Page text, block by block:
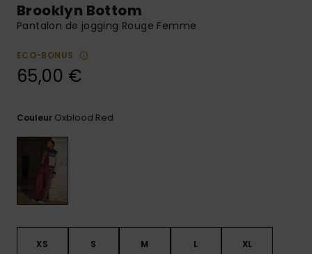
plus rapide
à votre
question.
réponses
Consulter
Brooklyn Bottom
Pantalon de jogging Rouge Femme
ECO-BONUS
65,00 €
Couleur Oxblood Red
XS S M L XL